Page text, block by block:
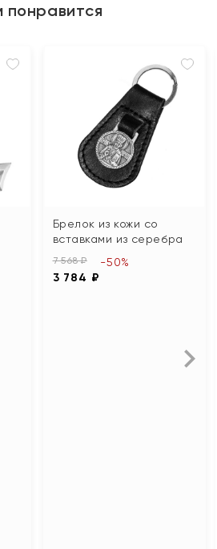
понравится
Брелок из кожи со
вставками из серебра
7 568 ₽
3 784 ₽
-50%